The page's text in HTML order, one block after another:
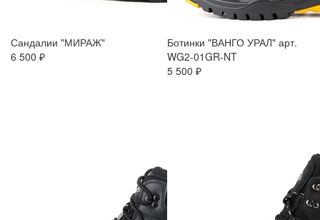
Сандалии "МИРАЖ"
6 500 ₽
Ботинки "ВАНГО УРАЛ" арт.
WG2-01GR-NT
5 500 ₽